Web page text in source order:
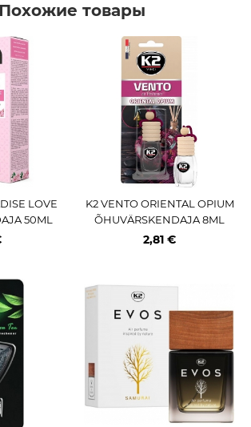
Похожие товары
LOVE
50ML
K2 VENTO ORIENTAL OPIUM
ÕHUVÄRSKENDAJA 8ML
2,81 €